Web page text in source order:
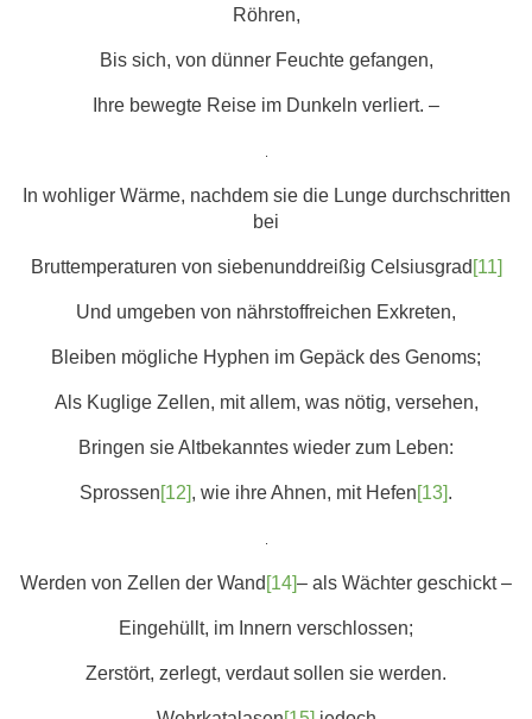
Röhren,
Bis sich, von dünner Feuchte gefangen,
Ihre bewegte Reise im Dunkeln verliert. –
In wohliger Wärme, nachdem sie die Lunge durchschritten
bei
Bruttemperaturen von siebenunddreißig Celsiusgrad [11]
Und umgeben von nährstoffreichen Exkreten,
Bleiben mögliche Hyphen im Gepäck des Genoms;
Als Kuglige Zellen, mit allem, was nötig, versehen,
Bringen sie Altbekanntes wieder zum Leben:
Sprossen[12], wie ihre Ahnen, mit Hefen[13].
Werden von Zellen der Wand [14]– als Wächter geschickt –
Eingehüllt, im Innern verschlossen;
Zerstört, zerlegt, verdaut sollen sie werden.